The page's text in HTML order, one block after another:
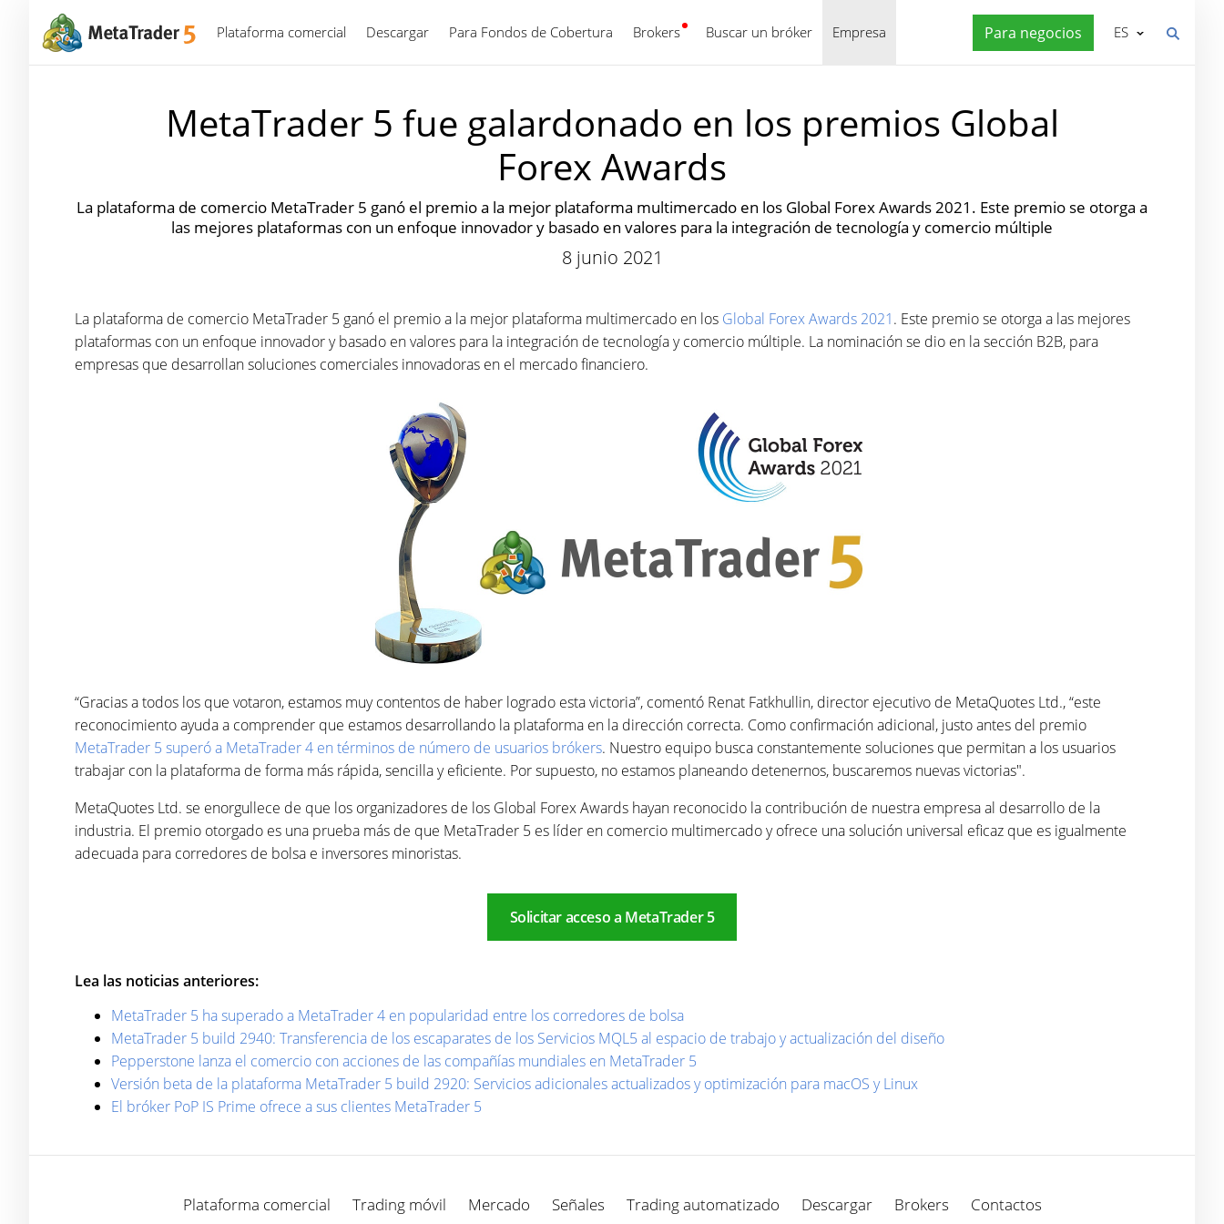
Plataforma comercial Descargar Para Fondos de Cobertura Brokers Buscar un bróker Empresa Para negocios
Español ES
MetaTrader 5 fue galardonado en los premios Global
Forex Awards
La plataforma de comercio MetaTrader 5 ganó el premio a la mejor plataforma multimercado en los Global Forex Awards 2021. Este premio se otorga a
las mejores plataformas con un enfoque innovador y basado en valores para la integración de tecnología y comercio múltiple
8 junio 2021
La plataforma de comercio MetaTrader 5 ganó el premio a la mejor plataforma multimercado en los Global Forex Awards 2021. Este premio se otorga a las mejores
plataformas con un enfoque innovador y basado en valores para la integración de tecnología y comercio múltiple. La nominación se dio en la sección B2B, para
empresas que desarrollan soluciones comerciales innovadoras en el mercado financiero.
“Gracias a todos los que votaron, estamos muy contentos de haber logrado esta victoria”, comentó Renat Fatkhullin, director ejecutivo de MetaQuotes Ltd., “este
reconocimiento ayuda a comprender que estamos desarrollando la plataforma en la dirección correcta. Como confirmación adicional, justo antes del premio
MetaTrader 5 superó a MetaTrader 4 en términos de número de usuarios brókers. Nuestro equipo busca constantemente soluciones que permitan a los usuarios
trabajar con la plataforma de forma más rápida, sencilla y eficiente. Por supuesto, no estamos planeando detenernos, buscaremos nuevas victorias".
MetaQuotes Ltd. se enorgullece de que los organizadores de los Global Forex Awards hayan reconocido la contribución de nuestra empresa al desarrollo de la
industria. El premio otorgado es una prueba más de que MetaTrader 5 es líder en comercio multimercado y ofrece una solución universal eficaz que es igualmente
adecuada para corredores de bolsa e inversores minoristas.
Solicitar acceso a MetaTrader 5
Lea las noticias anteriores:
MetaTrader 5 ha superado a MetaTrader 4 en popularidad entre los corredores de bolsa
MetaTrader 5 build 2940: Transferencia de los escaparates de los Servicios MQL5 al espacio de trabajo y actualización del diseño
Pepperstone lanza el comercio con acciones de las compañías mundiales en MetaTrader 5
Versión beta de la plataforma MetaTrader 5 build 2920: Servicios adicionales actualizados y optimización para macOS y Linux
El bróker PoP IS Prime ofrece a sus clientes MetaTrader 5
Plataforma comercial Trading móvil Mercado Señales Trading automatizado Descargar Brokers Contactos